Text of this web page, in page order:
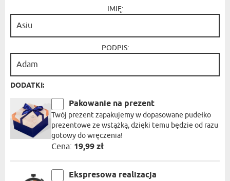
IMIĘ:
PODPIS:
DODATKI:
Pakowanie na prezent
Twój prezent zapakujemy w dopasowane pudełko
prezentowe ze wstążką, dzięki temu będzie od razu
gotowy do wręczenia!
Cena: 19,99 zł
Ekspresowa realizacja